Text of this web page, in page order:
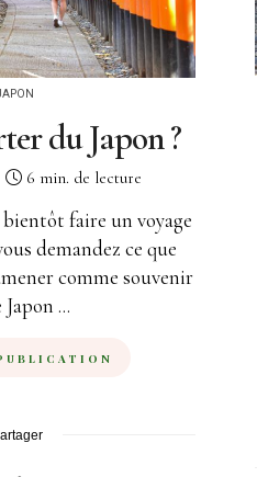
du Japon ?
6 min. de lecture
faire un voyage
demandez ce que
comme souvenir
Japon ...